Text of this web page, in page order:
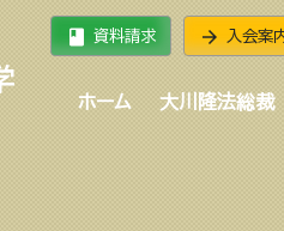
book 資料請求 arrow_forward 入会案
ホーム 大川隆法総裁